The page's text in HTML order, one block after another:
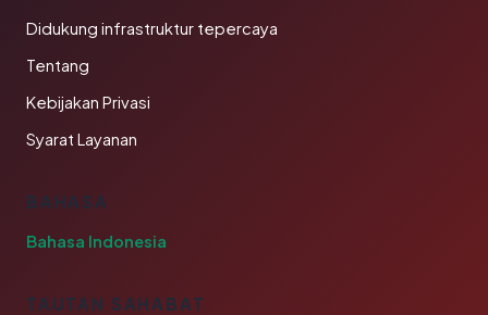
Didukung infrastruktur tepercaya
Tentang
Kebijakan Privasi
Syarat Layanan
BAHASA
Bahasa Indonesia
TAUTAN SAHABAT